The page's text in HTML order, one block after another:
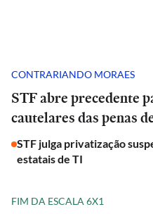
CONTRARIANDO MORAES
STF abre precedente
cautelares das penas
STF julga privatização
estatais de TI
FIM DA ESCALA 6X1